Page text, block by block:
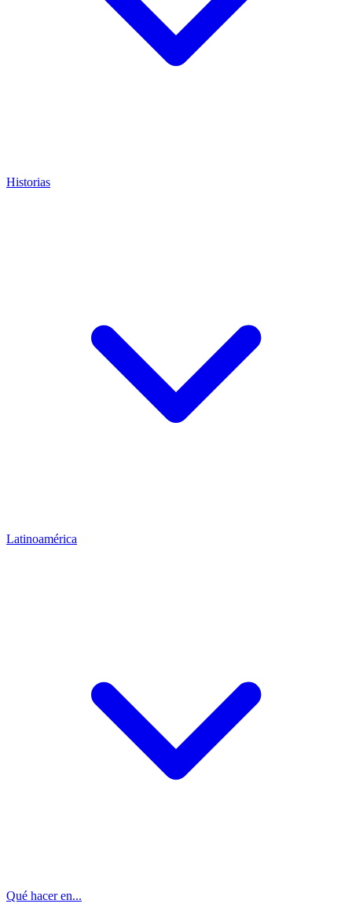
Historias
Latinoamérica
Qué hacer en...